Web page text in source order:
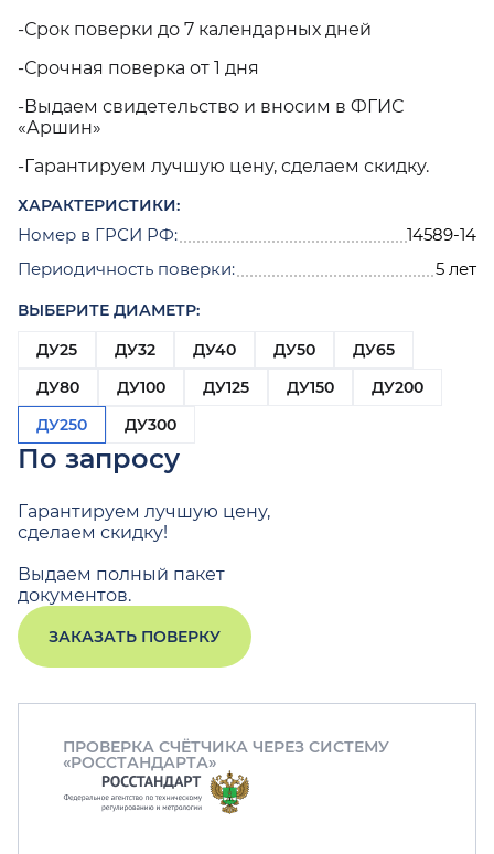
-Срок поверки до 7 календарных дней
-Срочная поверка от 1 дня
-Выдаем свидетельство и вносим в ФГИС
«Аршин»
-Гарантируем лучшую цену, сделаем скидку.
ХАРАКТЕРИСТИКИ:
Номер в ГРСИ РФ:
14589-14
Периодичность поверки:
5 лет
ВЫБЕРИТЕ ДИАМЕТР:
ДУ25
ДУ32 ДУ40 ДУ50
ДУ65
ДУ80
ДУ100 ДУ125 ДУ150
ДУ200
ДУ250
ДУ300
По запросу
Гарантируем лучшую цену,
сделаем скидку!
Выдаем полный пакет
документов.
ЗАКАЗАТЬ ПОВЕРКУ
ПРОВЕРКА СЧЁТЧИКА ЧЕРЕЗ СИСТЕМУ
«РОССТАНДАРТА»